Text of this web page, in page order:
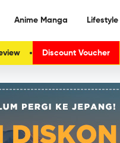
Anime Manga Lifestyle
Discount Voucher